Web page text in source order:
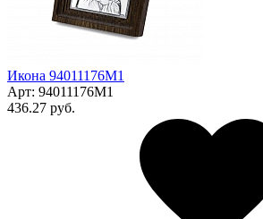
Икона 94011176М1
Арт: 94011176М1
436.27 руб.